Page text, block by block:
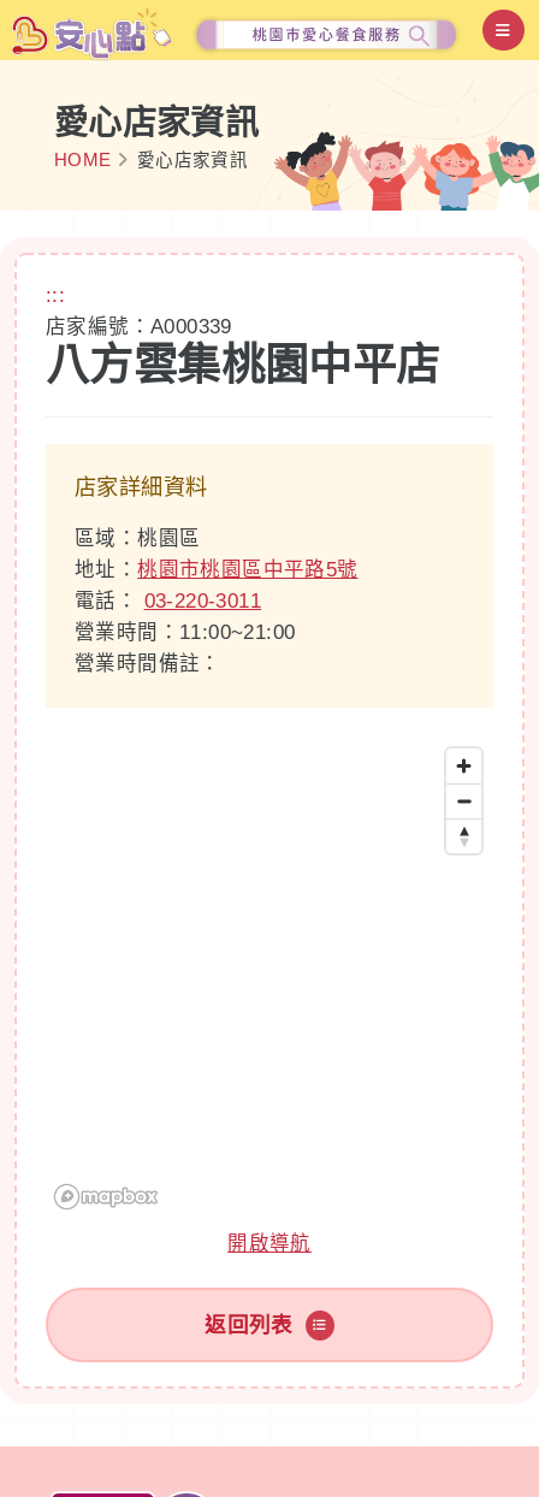
愛心店家資訊
HOME 愛心店家資訊
:::
店家編號：A000339
八方雲集桃園中平店
店家詳細資料
區域：桃園區
地址：桃園市桃園區中平路5號
電話： 03-220-3011
營業時間：11:00~21:00
營業時間備註：
開啟導航
返回列表